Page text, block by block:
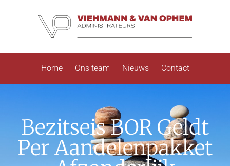
Home Ons team Nieuws Contact
Bezitseis BOR Geldt
Per Aandelenpakket